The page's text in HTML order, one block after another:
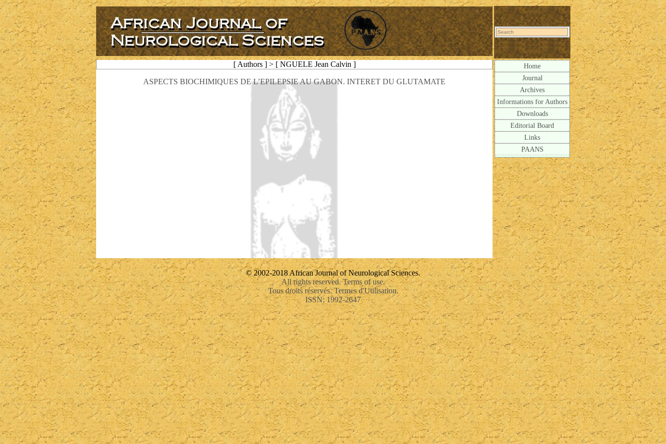
[ Authors ] > [ NGUELE Jean Calvin ]
ASPECTS BIOCHIMIQUES DE L’EPILEPSIE AU GABON. INTERET DU GLUTAMATE
Home
Journal
Archives
Informations for Authors
Downloads
Editorial Board
Links
PAANS
© 2002-2018 African Journal of Neurological Sciences.
All rights reserved. Terms of use.
Tous droits réservés. Termes d'Utilisation.
ISSN: 1992-2647